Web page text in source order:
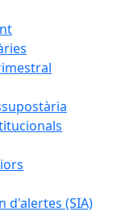
d'alertes (SIA)